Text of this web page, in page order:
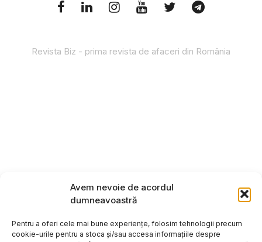
Avem nevoie de acordul
dumneavoastră
Pentru a oferi cele mai bune experiențe, folosim tehnologii precum
cookie-urile pentru a stoca și/sau accesa informațiile despre
Revista Biz - prima revista de afaceri din România